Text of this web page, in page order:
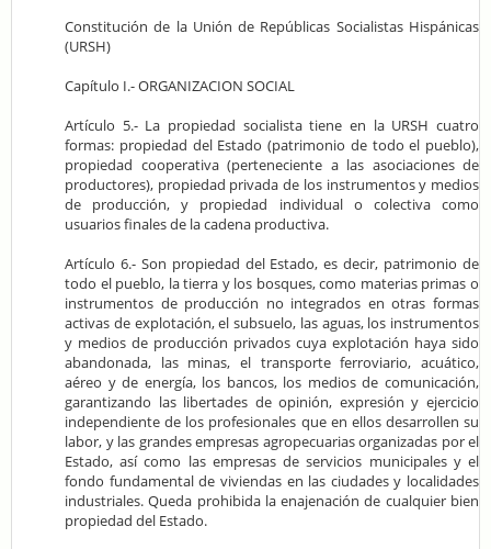
Constitución de la Unión de Repúblicas Socialistas Hispánicas
(URSH)
Capítulo I.- ORGANIZACION SOCIAL
Artículo 5.- La propiedad socialista tiene en la URSH cuatro
formas: propiedad del Estado (patrimonio de todo el pueblo),
propiedad cooperativa (perteneciente a las asociaciones de
productores), propiedad privada de los instrumentos y medios
de producción, y propiedad individual o colectiva como
usuarios finales de la cadena productiva.
Artículo 6.- Son propiedad del Estado, es decir, patrimonio de
todo el pueblo, la tierra y los bosques, como materias primas o
instrumentos de producción no integrados en otras formas
activas de explotación, el subsuelo, las aguas, los instrumentos
y medios de producción privados cuya explotación haya sido
abandonada, las minas, el transporte ferroviario, acuático,
aéreo y de energía, los bancos, los medios de comunicación,
garantizando las libertades de opinión, expresión y ejercicio
independiente de los profesionales que en ellos desarrollen su
labor, y las grandes empresas agropecuarias organizadas por el
Estado, así como las empresas de servicios municipales y el
fondo fundamental de viviendas en las ciudades y localidades
industriales. Queda prohibida la enajenación de cualquier bien
propiedad del Estado.